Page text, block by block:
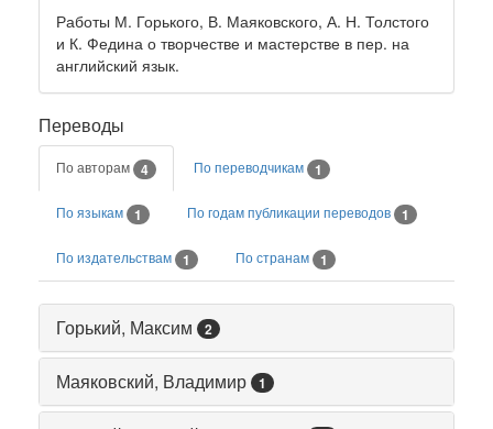
Работы М. Горького, В. Маяковского, А. Н. Толстого
и К. Федина о творчестве и мастерстве в пер. на
английский язык.
Переводы
По авторам 4 По переводчикам 1
По языкам 1 По годам публикации переводов 1
По издательствам 1 По странам 1
Горький, Максим 2
Маяковский, Владимир 1